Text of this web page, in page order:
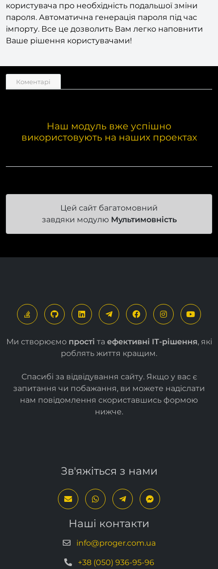
користувача про необхідність подальшої зміни
пароля. Автоматична генерація пароля під час
імпорту. Все це дозволить Вам легко наповнити
Ваше рішення користувачами!
Коментарі
Наш модуль вже успішно
використовують на наших проектах
Цей сайт багатомовний
завдяки модулю Мультимовність
Ми створюємо прості та ефективні ІТ-рішення, які
роблять життя кращим.
Спасибі за відвідування сайту. Якщо у вас є
запитання чи побажання, ви можете надіслати
нам повідомлення скориставшись формою
нижче.
Зв'яжіться з нами
Наші контакти
info@proger.com.ua
+38 (050) 936-95-96